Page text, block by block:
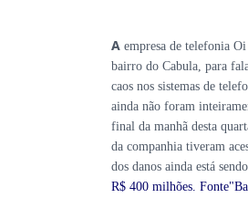
A empresa de telefonia
bairro do Cabula, para
caos nos sistemas de
ainda não foram
final da manhã desta
da companhia tiveram
dos danos ainda está
R$ 400 milhões.